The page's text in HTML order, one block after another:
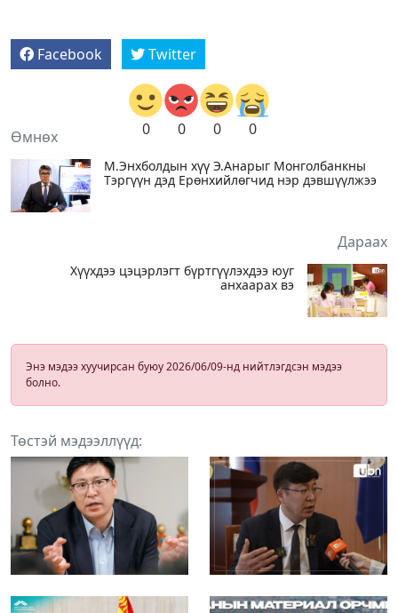
Facebook Twitter
0 0 0 0
Өмнөх
М.Энхболдын хүү Э.Анарыг Монголбанкны
Тэргүүн дэд Ерөнхийлөгчид нэр дэвшүүлжээ
Дараах
Хүүхдээ цэцэрлэгт бүртгүүлэхдээ юуг
анхаарах вэ
Энэ мэдээ хуучирсан буюу 2026/06/09-нд нийтлэгдсэн мэдээ
болно.
Төстэй мэдээллүүд: